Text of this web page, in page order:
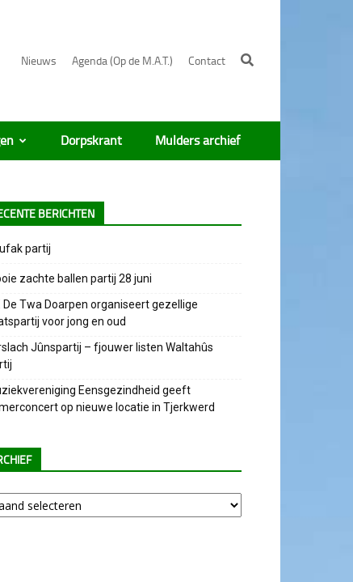
Nieuws Agenda (Op de M.A.T.) Contact
Dorpskrant Mulders archief
BERICHTEN
partij
zachte ballen partij 28 juni
De Twa Doarpen organiseert gezellige
voor jong en oud
Jûnspartij – fjouwer listen Waltahûs
Eensgezindheid geeft
op nieuwe locatie in Tjerkwerd